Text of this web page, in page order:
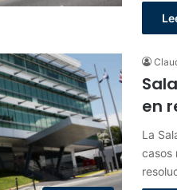
en
La
casos